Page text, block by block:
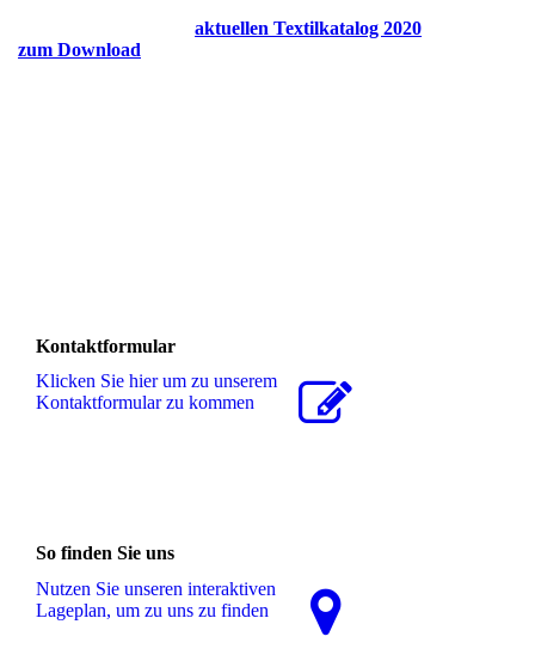
aktuellen Textilkatalog 2020
zum Download
Kontaktformular
Klicken Sie hier um zu unserem
Kon­takt­for­mu­lar zu kommen
So finden Sie uns
Nutzen Sie unseren interaktiven
La­ge­plan, um zu uns zu finden